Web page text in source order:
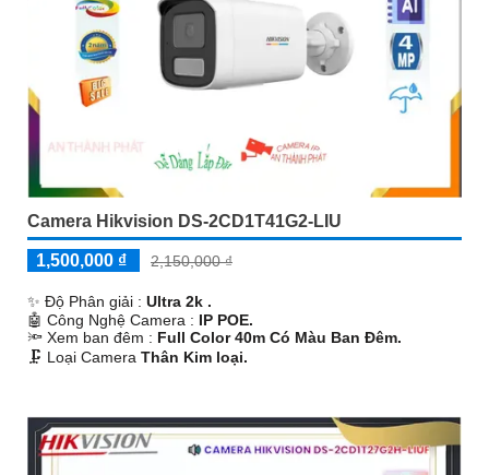
Camera Hikvision DS-2CD1T41G2-LIU
1,500,000 ₫ 2,150,000 ₫
✨ Độ Phân giải : Ultra 2k .
🤖️ Công Nghệ Camera : IP POE.
🔦 Xem ban đêm : Full Color 40m Có Màu Ban Ðêm.
🗜️ Loại Camera Thân Kim loại.